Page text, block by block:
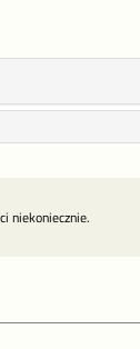
niekoniecznie.